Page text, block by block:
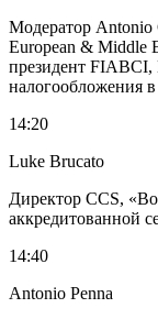
Модератор
European & Middle
президент FIABCI,
налогообложения
14:20
Luke Brucato
Директор CCS,
аккредитованной
14:40
Antonio Penna